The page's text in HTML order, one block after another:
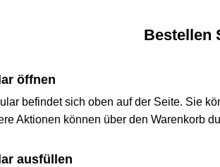
Bestellen
befindet sich oben auf der Seite. Sie
Aktionen können über den Warenkorb